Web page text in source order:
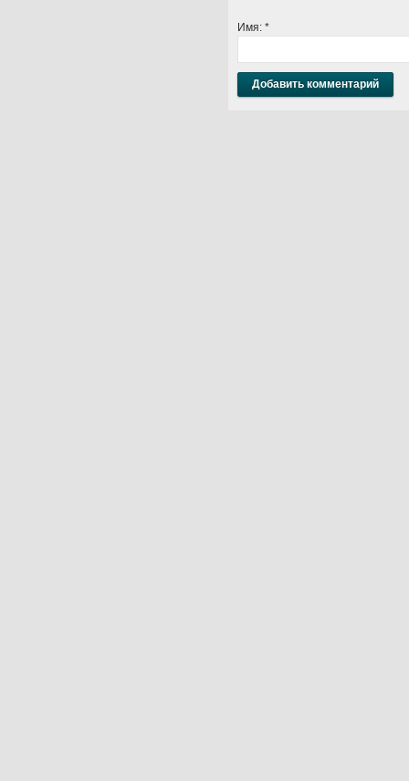
Имя: *